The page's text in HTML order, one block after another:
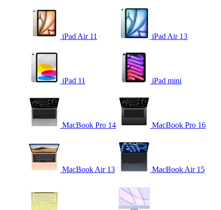
iPad Air 11 iPad Air 13
iPad 11 iPad mini
MacBook Pro 14 MacBook Pro 16
MacBook Air 13 MacBook Air 15